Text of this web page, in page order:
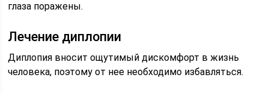
глаза поражены.
Лечение диплопии
Диплопия вносит ощутимый дискомфорт в жизнь
человека, поэтому от нее необходимо избавляться.